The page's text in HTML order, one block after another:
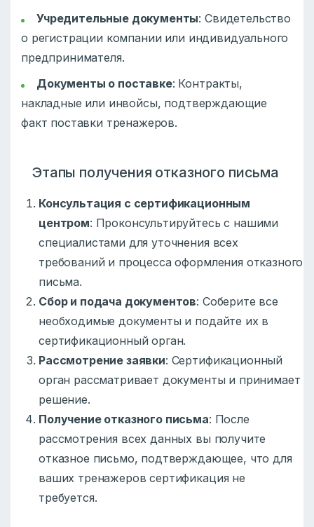
Учредительные документы: Свидетельство
о регистрации компании или индивидуального
предпринимателя.
Документы о поставке: Контракты,
накладные или инвойсы, подтверждающие
факт поставки тренажеров.
Этапы получения отказного письма
Консультация с сертификационным
центром: Проконсультируйтесь с нашими
специалистами для уточнения всех
требований и процесса оформления отказного
письма.
Сбор и подача документов: Соберите все
необходимые документы и подайте их в
сертификационный орган.
Рассмотрение заявки: Сертификационный
орган рассматривает документы и принимает
решение.
Получение отказного письма: После
рассмотрения всех данных вы получите
отказное письмо, подтверждающее, что для
ваших тренажеров сертификация не
требуется.